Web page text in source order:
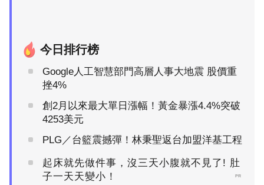
今日排行榜
Google人工智慧部門高層人事大地震 股價重
挫4%
創2月以來最大單日漲幅！黃金暴漲4.4%突破
4253美元
PLG／台籃震撼彈！林秉聖返台加盟洋基工程
起床就先做件事，沒三天小腹就不見了! 肚
子一天天變小！
PR